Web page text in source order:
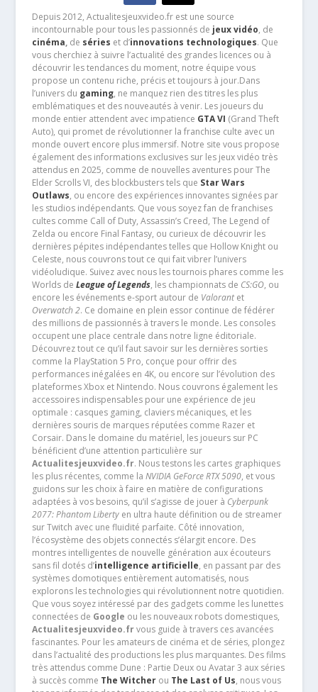
Depuis 2012, Actualitesjeuxvideo.fr est une source
incontournable pour tous les passionnés de jeux vidéo, de
cinéma,de séries et d’innovations technologiques. Que
vous cherchiez à suivre l’actualité des grandes licences ou à
découvrir les tendances du moment, notre équipe vous
propose un contenu riche, précis et toujours à jour.Dans
l’univers du gaming, ne manquez rien des titres les plus
emblématiques et des nouveautés à venir. Les joueurs du
monde entier attendent avec impatience GTA VI (Grand Theft
Auto), qui promet de révolutionner la franchise culte avec un
monde ouvert encore plus immersif. Notre site vous propose
également des informations exclusives sur les jeux vidéo très
attendus en 2025, comme de nouvelles aventures pour The
Elder Scrolls VI, des blockbusters tels que Star Wars
Outlaws, ou encore des expériences innovantes signées par
les studios indépendants. Que vous soyez fan de franchises
cultes comme Call of Duty, Assassin’s Creed, The Legend of
Zelda ou encore Final Fantasy, ou curieux de découvrir les
dernières pépites indépendantes telles que Hollow Knight ou
Celeste, nous couvrons tout ce qui fait vibrer l’univers
vidéoludique. Suivez avec nous les tournois phares comme les
Worlds de League of Legends, les championnats de CS:GO, ou
encore les événements e-sport autour de Valorantet
Overwatch 2. Ce domaine en plein essor continue de fédérer
des millions de passionnés à travers le monde. Les consoles
occupent une place centrale dans notre ligne éditoriale.
Découvrez tout ce qu’il faut savoir sur les dernières sorties
comme la PlayStation 5 Pro, conçue pour offrir des
performances inégalées en 4K, ou encore sur l’évolution des
plateformes Xbox et Nintendo. Nous couvrons également les
accessoires indispensables pour une expérience de jeu
optimale : casques gaming, claviers mécaniques, et les
dernières souris de marques réputées comme Razer et
Corsair. Dans le domaine du matériel, les joueurs sur PC
bénéficient d’une attention particulière sur
Actualitesjeuxvideo.fr. Nous testons les cartes graphiques
les plus récentes, comme la NVIDIA GeForce RTX 5090, et vous
guidons sur les choix à faire en matière de configurations
adaptées à vos besoins, qu’il s’agisse de jouer à Cyberpunk
2077: Phantom Libertyen ultra haute définition ou de streamer
sur Twitch avec une fluidité parfaite. Côté innovation,
l’écosystème des objets connectés s’élargit encore. Des
montres intelligentes de nouvelle génération aux écouteurs
sans fil dotés d’intelligence artificielle, en passant par des
systèmes domotiques entièrement automatisés, nous
explorons les technologies qui révolutionnent notre quotidien.
Que vous soyez intéressé par des gadgets comme les lunettes
connectées de Google ou les nouveaux robots domestiques,
Actualitesjeuxvideo.frvous guide à travers ces avancées
fascinantes. Pour les amateurs de cinéma et de séries, plongez
dans l’actualité des productions les plus marquantes. Des films
très attendus comme Dune : Partie Deux ou Avatar 3 aux séries
à succès comme The Witcherou The Last of Us, nous vous